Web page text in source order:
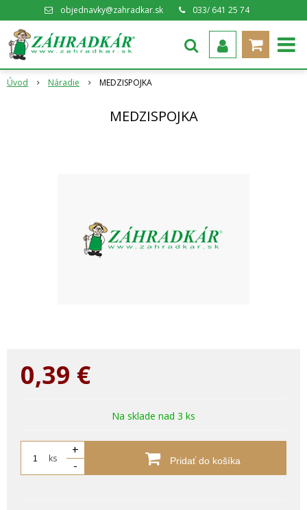
objednavky@zahradkar.sk 033/ 641 25 74
Úvod Náradie MEDZISPOJKA
MEDZISPOJKA
0,39 €
Na sklade nad 3 ks
ks
+
-
Pridať do košíka